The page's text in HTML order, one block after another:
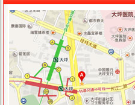
工商动态
我市重庆分公司注销出台在校大创办
市重庆代办公司局副巡视员高印平
江津局重庆税务注销以四个注重为抓